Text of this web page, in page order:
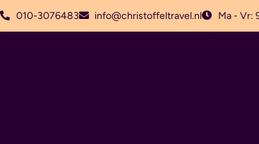
010-3076483 info@christoffeltravel.nl Ma - Vr: